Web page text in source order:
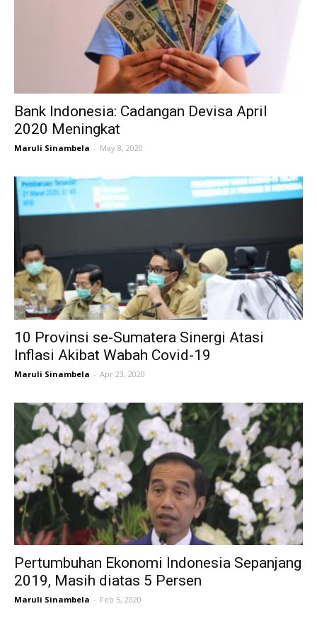
Bank Indonesia: Cadangan Devisa April
2020 Meningkat
Maruli Sinambela - May 8, 2020
10 Provinsi se-Sumatera Sinergi Atasi
Inflasi Akibat Wabah Covid-19
Maruli Sinambela - Apr 23, 2020
Pertumbuhan Ekonomi Indonesia Sepanjang
2019, Masih diatas 5 Persen
Maruli Sinambela - Feb 5, 2020